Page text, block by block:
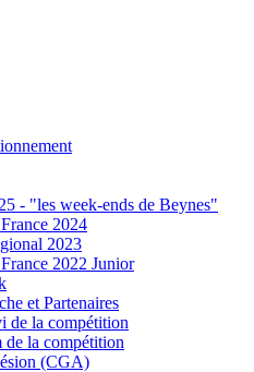
- "les week-ends de Beynes"
2024
2023
2022 Junior
et Partenaires
de la compétition
de la compétition
(CGA)